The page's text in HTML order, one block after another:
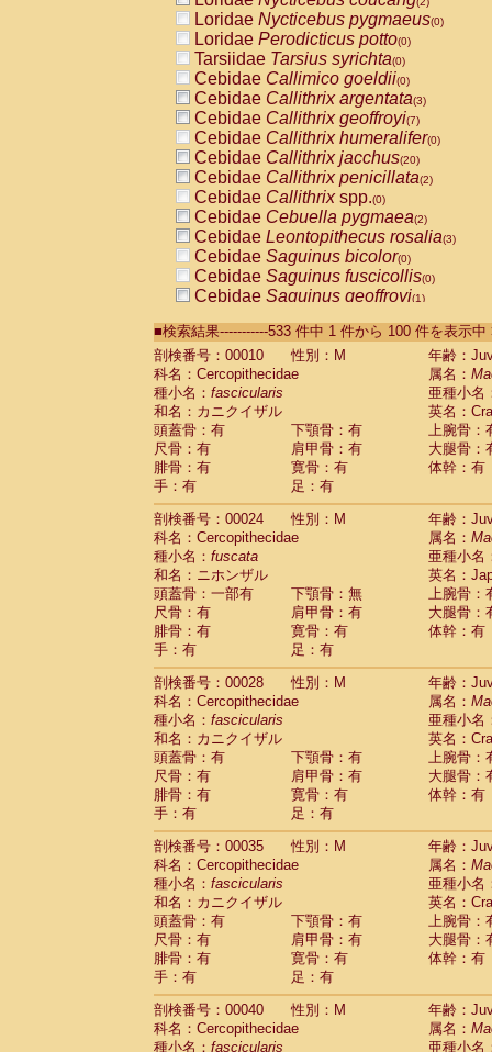
Loridae Nycticebus pygmaeus(0)
Loridae Perodicticus potto(0)
Tarsiidae Tarsius syrichta(0)
Cebidae Callimico goeldii(0)
Cebidae Callithrix argentata(3)
Cebidae Callithrix geoffroyi(7)
Cebidae Callithrix humeralifer(0)
Cebidae Callithrix jacchus(20)
Cebidae Callithrix penicillata(2)
Cebidae Callithrixspp.(0)
Cebidae Cebuella pygmaea(2)
Cebidae Leontopithecus rosalia(3)
Cebidae Saguinus bicolor(0)
Cebidae Saguinus fuscicollis(0)
Cebidae Saguinus geoffroyi(1)
CebidaeSaguinus labiatus(0)
Cebidae Saguinus leucopus (4)
CebidaeSaguinus midas
CebidaeSaguinus mystax
CebidaeSaguinus nigricollis (13)
Cebidae Saguinus oedipus
Cebidae Saguinus weddelli
Cebidae Saguinusspp.
Cebidae Aotus trivirgatus
Cebidae Cebus albifrons
CebidaeCebus apella
Cebidae
CebidaeCebus nigrivittatus
Cebidae Cebusspp.(0)
Cebidae Saimiri boliviensis
Cebidae Saimiri sciureus
Atelidae Alouatta caraya
AtelidaeAlouatta fusca
AtelidaeAlouatta seniculus
AtelidaeAlouatta
AtelidaeAteles belzebuth
Atelidae Ateles geoffroyi
Atelidae Ateles paniscus
Atelidae Atelesspp.
Atelidae Lagothrix lagothricha
AtelidaeLagothrix lagothricha cana(0)
Pitheciidae
Cacajao calvus
PitheciidaeCallicebus cupreus(0)
Pitheciidae Callicebus donacophilus(0)
Pitheciidae Callicebus moloch(0)
Pitheciidae Callicebus torquatus(0)
Pitheciidae Callicebus
Pitheciidae Chiropotes satanas
Pitheciidae Pithecia monachus
Pitheciidae Pithecia pithecia (0)
Cercopithecidae Cercocebus agilis (0)
Cercopithecidae
Cercocebus
■検索結果-----------533 件中 1 件から 100 件を表示
剖検番号：00010
性別：M
年齢：
科名：Cercopithecidae
属名：
種小名： fascicularis
亜種小名
和名：カニクイザル
英名：
頭蓋骨：有
下顎骨：有
上腕骨：
尺骨：有
肩甲骨：有
大腿骨：
腓骨：有
寛骨：有
体幹：有
手：有
足：有
剖検番号：00024
性別：M
年齢：
科名：Cercopithecidae
属名：
種小名： fuscata
亜種小名
和名：ニホンザル
英名：
頭蓋骨：一部有
下顎骨：無
上腕骨：
尺骨：有
肩甲骨：有
大腿骨：
腓骨：有
寛骨：有
体幹：有
手：有
足：有
剖検番号：00028
性別：M
年齢：
科名：Cercopithecidae
属名：
種小名： fascicularis
亜種小名
和名：カニクイザル
英名：
頭蓋骨：有
下顎骨：有
上腕骨：
尺骨：有
肩甲骨：有
大腿骨：
腓骨：有
寛骨：有
体幹：有
手：有
足：有
剖検番号：00035
性別：M
年齢：
科名：Cercopithecidae
属名：
種小名： fascicularis
亜種小名
和名：カニクイザル
英名：
頭蓋骨：有
下顎骨：有
上腕骨：
尺骨：有
肩甲骨：有
大腿骨：
腓骨：有
寛骨：有
体幹：有
手：有
足：有
剖検番号：00040
性別：M
年齢：
科名：Cercopithecidae
属名：
種小名： fascicularis
亜種小名